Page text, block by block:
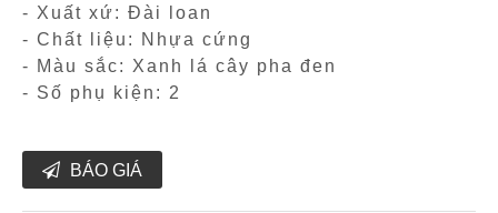
- Xuất xứ: Đài loan
- Chất liệu: Nhựa cứng
- Màu sắc: Xanh lá cây pha đen
- Số phụ kiện: 2
BÁO GIÁ